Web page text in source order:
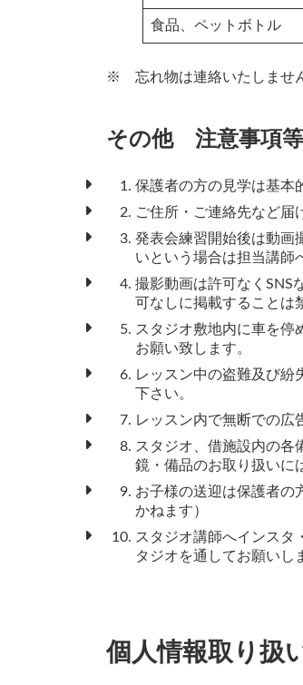
食品、ペットボトル
※ 忘れ物は連絡いたしませ
その他 注意事項等
保護者の方の見学は基本
ご住所・ご連絡先など届
発表会練習開始後は動画
いという場合は担当講師
撮影動画は許可なくSNS
可なしに掲載することは
スタジオ敷地内に車を停
お願い致します。
レッスン中の盗難及び
下さい。
レッスン内で無断での広
スタジオ、借施設内の各
鏡・備品のお取り扱いに
お子様の送迎は保護者の
かねます）
スタジオ講師へインスタ
タジオを通してお願いし
個人情報取り扱